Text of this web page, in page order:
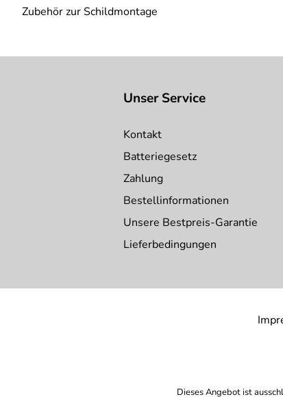
Zubehör zur Schildmontage
Unser Service
Kontakt
Batteriegesetz
Zahlung
Bestellinformationen
Unsere Bestpreis-Garantie
Lieferbedingungen
Dieses Angebot ist